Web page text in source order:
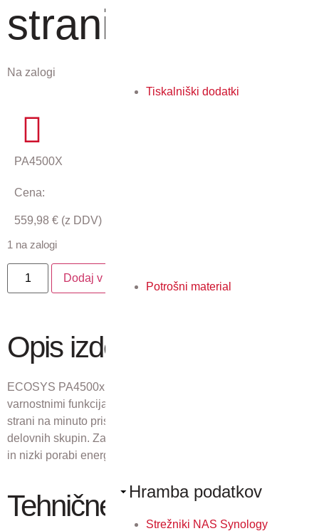
Tiskalniški dodatki
Potrošni material
Hramba podatkov
Strežniki NAS Synology
strani/min
Na zalogi
PA4500X
Cena:
559,98 € (z DDV)
1 na zalogi
Dodaj v košarico
Opis izdelka
ECOSYS PA4500x je zmogljiv tiskalnik z vgrajenimi
varnostnimi funkcijami na visoki ravni. Visoka hitrost do 45
strani na minuto prispeva k večji produktivnosti manjših
delovnih skupin. Zaradi komponent z dolgo življenjsko dobo
in nizki porabi energije pušča manjši okoljski odtis.
Tehnične lastnosti